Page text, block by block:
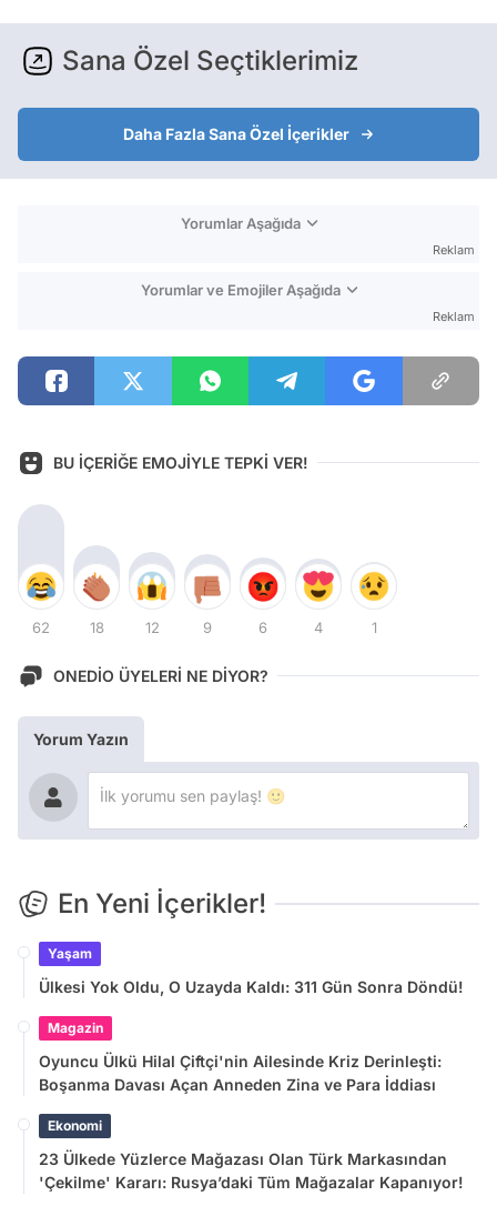
Sana Özel Seçtiklerimiz
Daha Fazla Sana Özel İçerikler
Yorumlar Aşağıda
Reklam
Yorumlar ve Emojiler Aşağıda
Reklam
BU İÇERİĞE EMOJİYLE TEPKİ VER!
62 18 12 9 6 4 1
ONEDİO ÜYELERİ NE DİYOR?
Yorum Yazın
En Yeni İçerikler!
Yaşam
Ülkesi Yok Oldu, O Uzayda Kaldı: 311 Gün Sonra Döndü!
Magazin
Oyuncu Ülkü Hilal Çiftçi'nin Ailesinde Kriz Derinleşti:
Boşanma Davası Açan Anneden Zina ve Para İddiası
Ekonomi
23 Ülkede Yüzlerce Mağazası Olan Türk Markasından
'Çekilme' Kararı: Rusya’daki Tüm Mağazalar Kapanıyor!